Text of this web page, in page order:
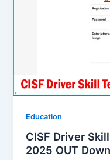
Education
CISF Driver
2025 OUT